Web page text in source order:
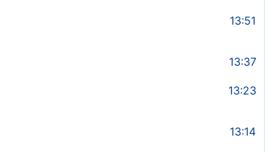
13:51
13:37
13:23
13:14